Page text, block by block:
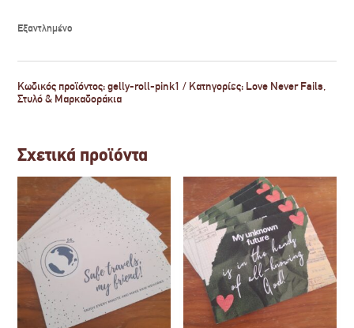
Εξαντλημένο
Κωδικός προϊόντος:gelly-roll-pink1 Κατηγορίες: Love Never Fails,
Στυλό & Μαρκαδοράκια
Σχετικά προϊόντα